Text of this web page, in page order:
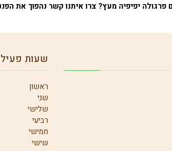
פרגולה יפיפיה מעץ? צרו איתנו קשר נהפוך את
שעות
ראשון
שני
שלישי
רביעי
חמישי
שישי